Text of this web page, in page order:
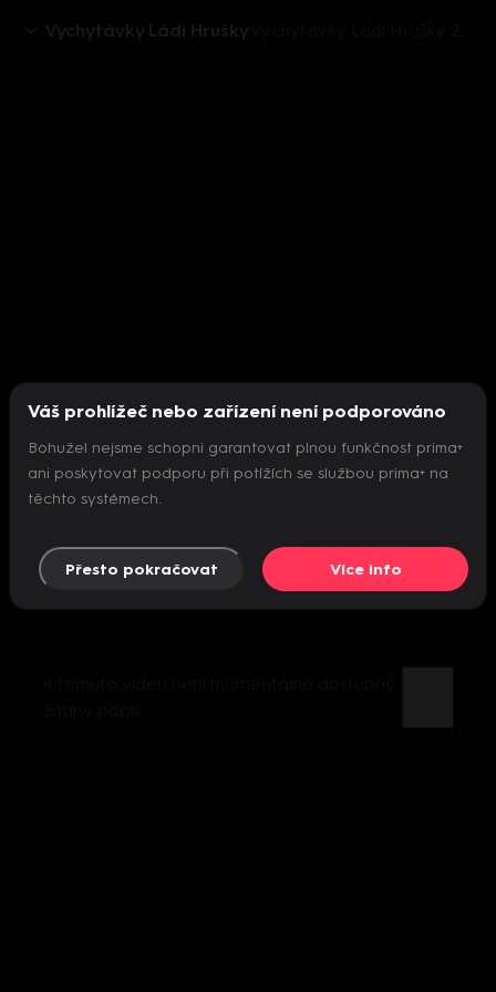
Vychytávky Ládi Hrušky
Nepodařilo se inicializovat přehrávač
Váš prohlížeč nebo zařízení není podporováno
Bohužel nejsme schopni garantovat plnou funkčnost prima+
ani poskytovat podporu při potížích se službou prima+ na
těchto systémech.
Přesto pokračovat Více info